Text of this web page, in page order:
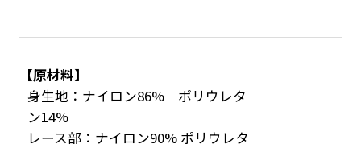
【原材料】
身生地：ナイロン86% ポリウレタ
ン14%
レース部：ナイロン90% ポリウレタ